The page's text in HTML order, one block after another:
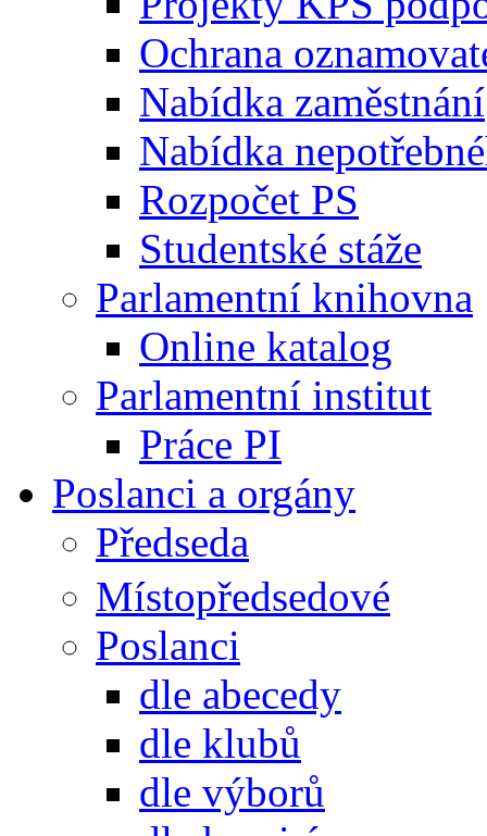
Ochrana
Nabídka zaměstnání
Nabídka
Rozpočet PS
Studentské stáže
Parlamentní knihovna
Online katalog
Parlamentní institut
Práce PI
Poslanci a orgány
Předseda
Místopředsedové
Poslanci
dle abecedy
dle klubů
dle výborů